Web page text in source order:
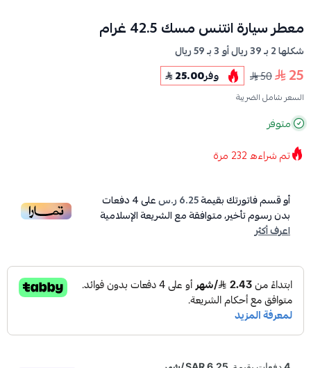
معطر سيارة انتنس مسك 42.5 غرام
شكلها 2 بـ 39 ريال أو 3 بـ 59 ريال
25
50 وفر25.00
السعر شامل الضريبة
متوفر
تم شراءه232 مرة
أو قسم فاتورتك بقيمة6.25 ر.س على4دفعات
بدون رسوم تأخير، متوافقة مع الشريعة الإسلامية
اعرف أكثر